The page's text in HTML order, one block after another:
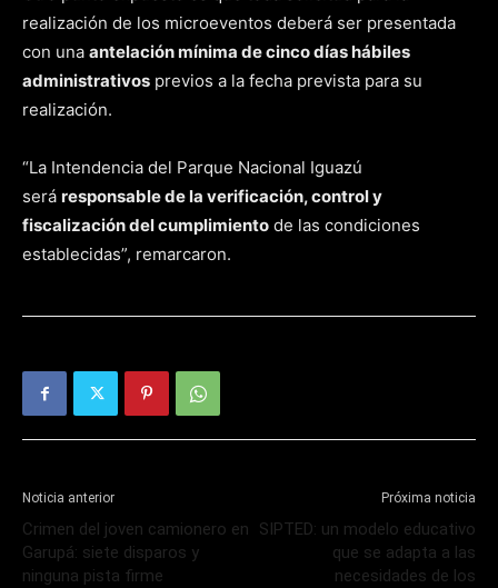
realización de los microeventos deberá ser presentada
con una antelación mínima de cinco días hábiles
administrativos previos a la fecha prevista para su
realización.
“La Intendencia del Parque Nacional Iguazú
será responsable de la verificación, control y
fiscalización del cumplimiento de las condiciones
establecidas”, remarcaron.
Noticia anterior
Crimen del joven camionero en
Garupá: siete disparos y
ninguna pista firme
Próxima noticia
SIPTED: un modelo educativo
que se adapta a las
necesidades de los